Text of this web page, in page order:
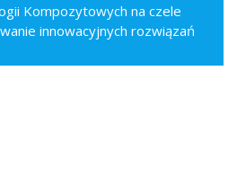
Kompozytowych na czele
innowacyjnych rozwiązań